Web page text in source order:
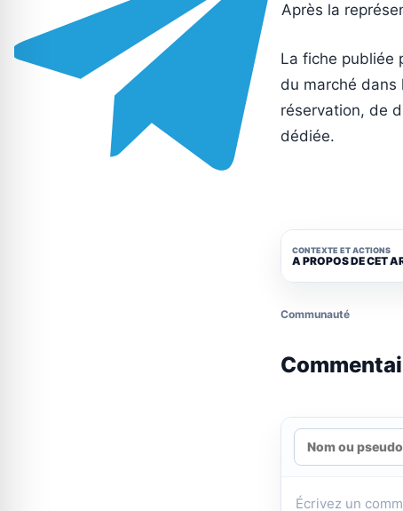
Après la
La fiche publiée
du marché dans
réservation, de
dédiée.
CONTEXTE ET ACTIONS
A PROPOS DE CET
Communauté